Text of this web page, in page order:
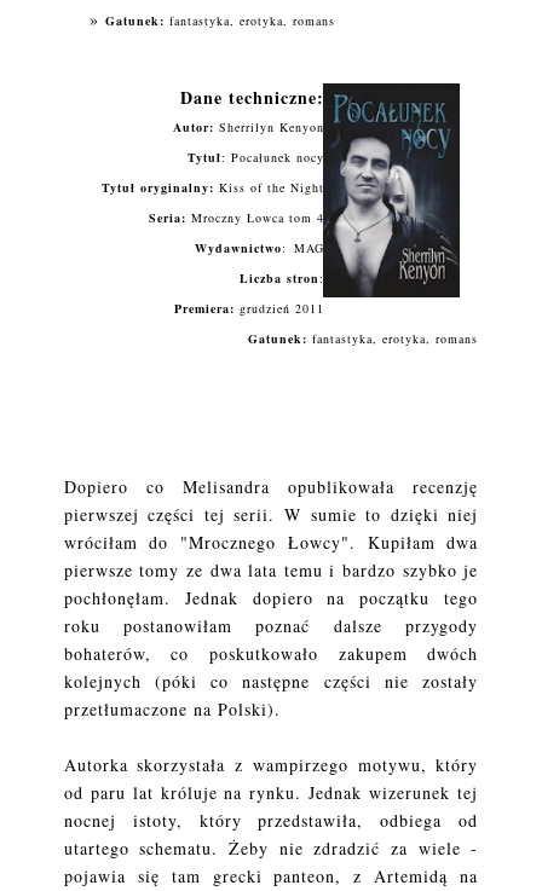
Gatunek: fantastyka, erotyka, romans
Dane techniczne:
Autor:Sherrilyn Kenyon
Tytuł: Pocałunek nocy
Tytuł oryginalny:Kiss of the Night
Seria:Mroczny Łowca tom 4
Wydawnictwo: MAG
Liczba stron:
Premiera: grudzień 2011
Gatunek:fantastyka, erotyka, romans
Dopiero co Melisandra opublikowała recenzję
pierwszej części tej serii. W sumie to dzięki niej
wróciłam do "Mrocznego Łowcy". Kupiłam dwa
pierwsze tomy ze dwa lata temu i bardzo szybko je
pochłonęłam. Jednak dopiero na początku tego
roku postanowiłam poznać dalsze przygody
bohaterów, co poskutkowało zakupem dwóch
kolejnych (póki co następne części nie zostały
przetłumaczone na Polski).
Autorka skorzystała z wampirzego motywu, który
od paru lat króluje na rynku. Jednak wizerunek tej
nocnej istoty, który przedstawiła, odbiega od
utartego schematu. Żeby nie zdradzić za wiele -
pojawia się tam grecki panteon, z Artemidą na